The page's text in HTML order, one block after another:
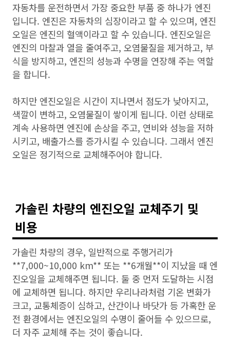
자동차를 운전하면서 가장 중요한 부품 중 하나가 엔진
입니다. 엔진은 자동차의 심장이라고 할 수 있으며, 엔진
오일은 엔진의 혈액이라고 할 수 있습니다. 엔진오일은
엔진의 마찰과 열을 줄여주고, 오염물질을 제거하고, 부
식을 방지하고, 엔진의 성능과 수명을 연장해 주는 역할
을 합니다.
하지만 엔진오일은 시간이 지나면서 점도가 낮아지고,
색깔이 변하고, 오염물질이 쌓이게 됩니다. 이런 상태로
계속 사용하면 엔진에 손상을 주고, 연비와 성능을 저하
시키고, 배출가스를 증가시킬 수 있습니다. 그래서 엔진
오일은 정기적으로 교체해주어야 합니다.
가솔린 차량의 엔진오일 교체주기 및
비용
가솔린 차량의 경우, 일반적으로 주행거리가
**7,000~10,000 km** 또는 **6개월**이 지났을 때 엔
진오일을 교체해주면 됩니다. 둘 중 먼저 도달하는 시점
에 교체하면 됩니다. 하지만 우리나라처럼 기온 변화가
크고, 교통체증이 심하고, 산간이나 바닷가 등 가혹한 운
전 환경에서는 엔진오일의 수명이 줄어들 수 있으므로,
더 자주 교체해 주는 것이 좋습니다.